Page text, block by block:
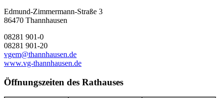
Edmund-Zimmermann-Straße 3
86470 Thannhausen
08281 901-0
08281 901-20
vgem@thannhausen.de
www.vg-thannhausen.de
Öffnungszeiten des Rathauses